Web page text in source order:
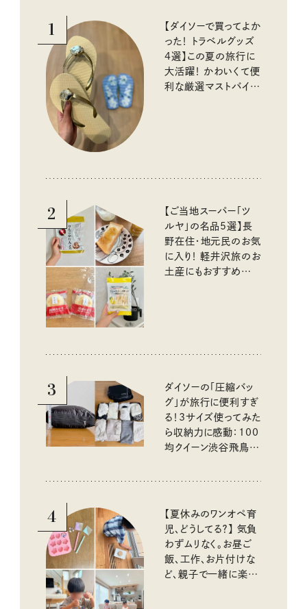
1
【ダイソーで買ってよか
った！ トラベルグッズ
4選】この夏の旅行に
大活躍！ かわいくて便
利な厳選マストバイア
2
【ご当地スーパー「ツ
ルヤ」の名品5選】長
野在住・地元民のお気
に入り！ 軽井沢旅のお
土産にもおすすめのお
3
ダイソーの「圧縮バッ
グ」が旅行に便利すぎ
る！3サイズ使ってみた
ら収納力に感動：100
均クイーン渋谷飛鳥の
4
【夏休みのワンオペ育
児、どうしてる？】 気負
わずムリなく。お昼ご
飯、工作、お片付けな
ど、親子で一緒に楽し